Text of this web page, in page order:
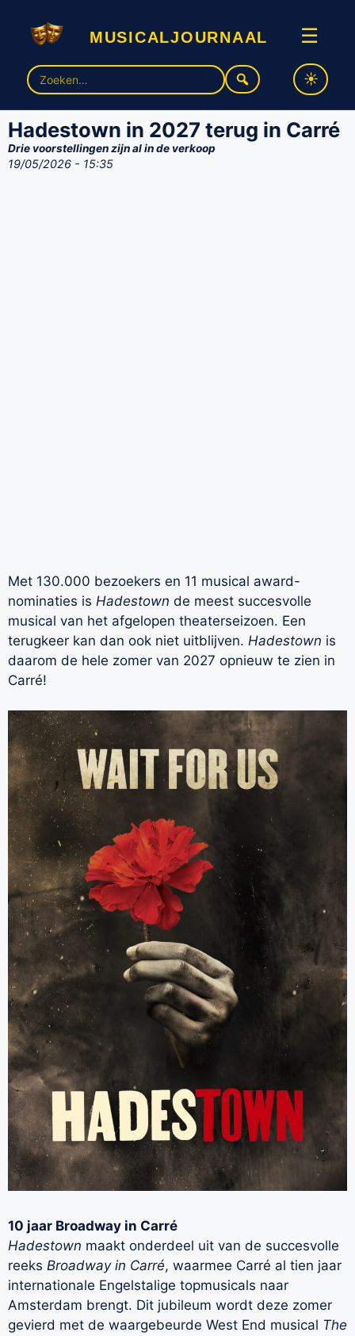
musicaljournaal ☰
Zoek
naar:
Hadestown in 2027 terug in Carré
Drie voorstellingen zijn al in de verkoop
19/05/2026 - 15:35
Met 130.000 bezoekers en 11 musical award-
nominaties is Hadestown de meest succesvolle
musical van het afgelopen theaterseizoen. Een
terugkeer kan dan ook niet uitblijven. Hadestown is
daarom de hele zomer van 2027 opnieuw te zien in
Carré!
10 jaar Broadway in Carré
Hadestown maakt onderdeel uit van de succesvolle
reeks Broadway in Carré, waarmee Carré al tien jaar
internationale Engelstalige topmusicals naar
Amsterdam brengt. Dit jubileum wordt deze zomer
gevierd met de waargebeurde West End musical The